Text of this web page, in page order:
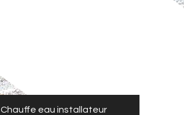
Chauffe eau installateur